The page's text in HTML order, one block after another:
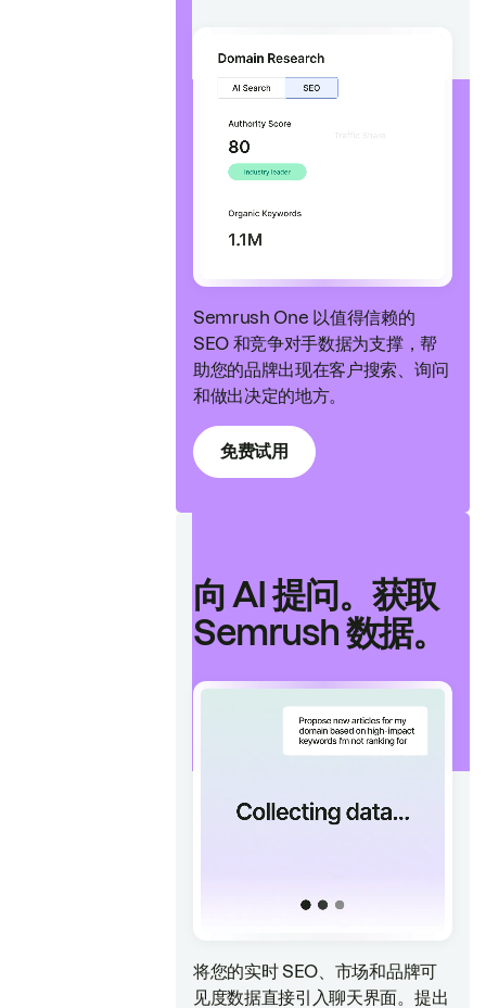
Semrush One 以值得信赖的
SEO 和竞争对手数据为支撑，帮
助您的品牌出现在客户搜索、询问
和做出决定的地方。
免费试用
向 AI 提问。获取
Semrush 数据。
将您的实时 SEO、市场和品牌可
见度数据直接引入聊天界面。提出